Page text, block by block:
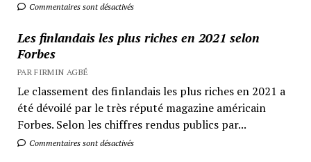
Commentaires sont désactivés
Les finlandais les plus riches en 2021 selon
Forbes
PAR FIRMIN AGBÉ
Le classement des finlandais les plus riches en 2021 a
été dévoilé par le très réputé magazine américain
Forbes. Selon les chiffres rendus publics par...
Commentaires sont désactivés